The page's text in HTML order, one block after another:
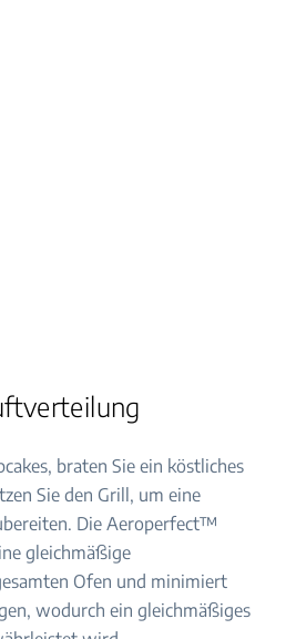
braten Sie ein köstliches
Sie den Grill, um eine
Die Aeroperfect™
gleichmäßige
Ofen und minimiert
wodurch ein gleichmäßiges